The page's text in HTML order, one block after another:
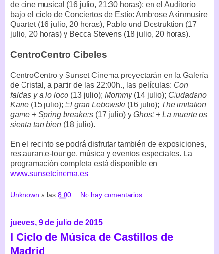
de cine musical (16 julio, 21:30 horas); en el Auditorio
bajo el ciclo de Conciertos de Estío: Ambrose Akinmusire
Quartet (16 julio, 20 horas), Pablo und Destruktion (17
julio, 20 horas) y Becca Stevens (18 julio, 20 horas).
CentroCentro Cibeles
CentroCentro y Sunset Cinema proyectarán en la Galería
de Cristal, a partir de las 22:00h., las películas: Con
faldas y a lo loco (13 julio); Mommy (14 julio); Ciudadano
Kane (15 julio); El gran Lebowski (16 julio); The imitation
game + Spring breakers (17 julio) y Ghost + La muerte os
sienta tan bien (18 julio).
En el recinto se podrá disfrutar también de exposiciones,
restaurante-lounge, música y eventos especiales. La
programación completa está disponible en
www.sunsetcinema.es
Unknown a las 8:00 No hay comentarios :
jueves, 9 de julio de 2015
I Ciclo de Música de Castillos de
Madrid